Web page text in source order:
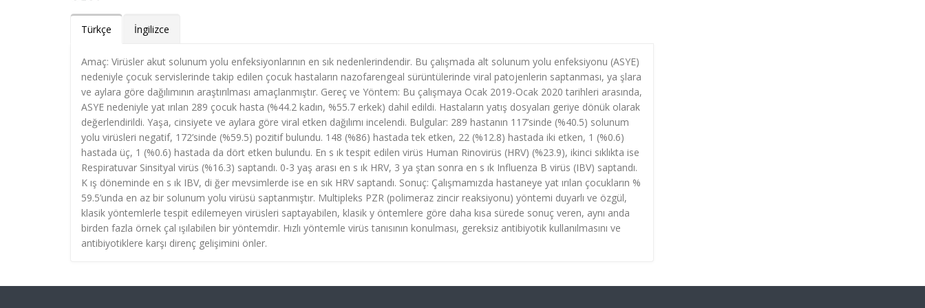
Türkçe İngilizce
Amaç: Virüsler akut solunum yolu enfeksiyonlarının en sık nedenlerindendir. Bu çalışmada alt solunum yolu enfeksiyonu (ASYE)
nedeniyle çocuk servislerinde takip edilen çocuk hastaların nazofarengeal sürüntülerinde viral patojenlerin saptanması, ya şlara
ve aylara göre dağılımının araştırılması amaçlanmıştır. Gereç ve Yöntem: Bu çalışmaya Ocak 2019-Ocak 2020 tarihleri arasında,
ASYE nedeniyle yat ırılan 289 çocuk hasta (%44.2 kadın, %55.7 erkek) dahil edildi. Hastaların yatış dosyaları geriye dönük olarak
değerlendirildi. Yaşa, cinsiyete ve aylara göre viral etken dağılımı incelendi. Bulgular: 289 hastanın 117’sinde (%40.5) solunum
yolu virüsleri negatif, 172’sinde (%59.5) pozitif bulundu. 148 (%86) hastada tek etken, 22 (%12.8) hastada iki etken, 1 (%0.6)
hastada üç, 1 (%0.6) hastada da dört etken bulundu. En s ık tespit edilen virüs Human Rinovirüs (HRV) (%23.9), ikinci sıklıkta ise
Respiratuvar Sinsityal virüs (%16.3) saptandı. 0-3 yaş arası en s ık HRV, 3 ya ştan sonra en s ık Influenza B virüs (IBV) saptandı.
K ış döneminde en s ık IBV, di ğer mevsimlerde ise en sık HRV saptandı. Sonuç: Çalışmamızda hastaneye yat ırılan çocukların %
59.5’unda en az bir solunum yolu virüsü saptanmıştır. Multipleks PZR (polimeraz zincir reaksiyonu) yöntemi duyarlı ve özgül,
klasik yöntemlerle tespit edilemeyen virüsleri saptayabilen, klasik y öntemlere göre daha kısa sürede sonuç veren, aynı anda
birden fazla örnek çal ışılabilen bir yöntemdir. Hızlı yöntemle virüs tanısının konulması, gereksiz antibiyotik kullanılmasını ve
antibiyotiklere karşı direnç gelişimini önler.